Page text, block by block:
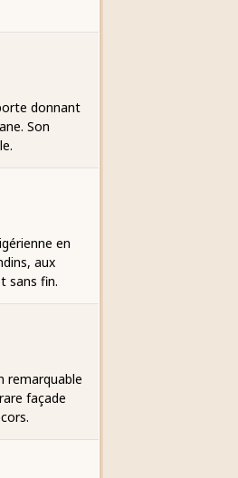
donnant
Son
en
aux
sans fin.
remarquable
façade